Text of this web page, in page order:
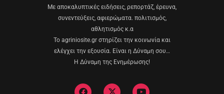
Με αποκαλυπτικές ειδήσεις, ρεπορτάζ, έρευνα,
συνεντεύξεις, αφιερώματα. πολιτισμός,
αθλητισμός κ.α
Το agriniosite.gr στηρίζει την κοινωνία και
ελέγχει την εξουσία. Είναι η Δύναμη σου…
Η Δύναμη της Ενημέρωσης!